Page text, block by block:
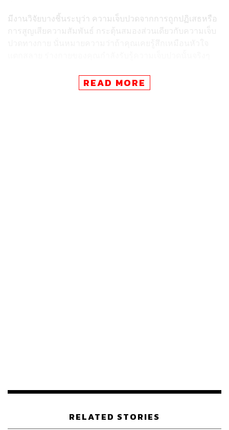
มีงานวิจัยบางชิ้นระบุว่า ความเจ็บปวดจากการถูกปฏิเสธหรือ
การสูญเสียความสัมพันธ์ กระตุ้นสมองส่วนเดียวกับความเจ็บ
แต่เรื่องราวไม่ได้จบแค่นั้น
ทั้งสองแบบล้วนมีคุณค่าเสมอ เราจึงไม่จำเป็นต้องลบใครออก
READ MORE
RELATED STORIES